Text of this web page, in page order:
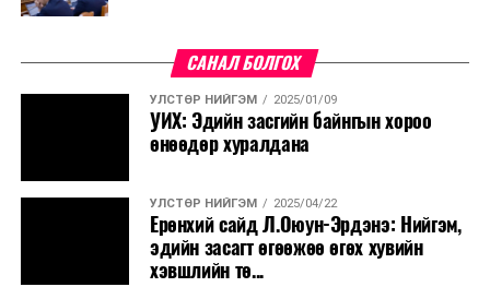
САНАЛ БОЛГОХ
УЛСТӨР НИЙГЭМ 2025/01/09
УИХ: Эдийн засгийн байнгын хороо
өнөөдөр хуралдана
УЛСТӨР НИЙГЭМ 2025/04/22
Ерөнхий сайд Л.Оюун-Эрдэнэ: Нийгэм,
эдийн засагт өгөөжөө өгөх хувийн
хэвшлийн тө...